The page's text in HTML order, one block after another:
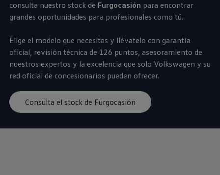
Servicio técnico para eléctricos
Asistencia y garantía
Asistencia en carretera
Ventajas para profesionales
Vehículo de sustitución
Recogida y entrega del vehículo
ServicePlus
Volkswagen Long Drive
Servicio técnico para eléctricos
Comunicados
Información sobre EA189
Retirada por seguridad de airbags Takata
consulta nuestro stock de Furgocasión para encontrar
grandes oportunidades para profesionales como tú.
Elige el modelo que necesitas y llévatelo con garantía
oficial, revisión técnica de 126 puntos, asesoramiento de
nuestros expertos y la excelencia que solo Volkswagen y su
red oficial de concesionarios pueden ofrecer.
Consulta el stock de Furgocasión